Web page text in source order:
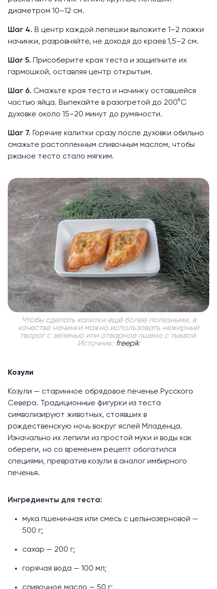
диаметром 10–12 см.
Шаг 4. В центр каждой лепёшки выложите 1–2 ложки
начинки, разровняйте, не доходя до краев 1,5–2 см.
Шаг 5. Присоберите края теста и защипните их
гармошкой, оставляя центр открытым.
Шаг 6. Смажьте края теста и начинку оставшейся
частью яйца. Выпекайте в разогретой до 200°C
духовке около 15–20 минут до румяности.
Шаг 7. Горячие калитки сразу после духовки обильно
смажьте растопленным сливочным маслом, чтобы
ржаное тесто стало мягким.
Чтобы сделать калитки ещё более полезными, в
качестве начинки можно использовать нежирный
творог с зеленью или отварное пшено с тыквой.
Источник: freepik
Козули
Козули — старинное обрядовое печенье Русского
Севера. Традиционные фигурки из теста
символизируют животных, стоявших в
рождественскую ночь вокруг яслей Младенца.
Изначально их лепили из простой муки и воды как
обереги, но со временем рецепт обогатился
специями, превратив козули в аналог имбирного
печенья.
Ингредиенты для теста:
мука пшеничная или смесь с цельнозерновой —
500 г;
сахар — 200 г;
горячая вода — 100 мл;